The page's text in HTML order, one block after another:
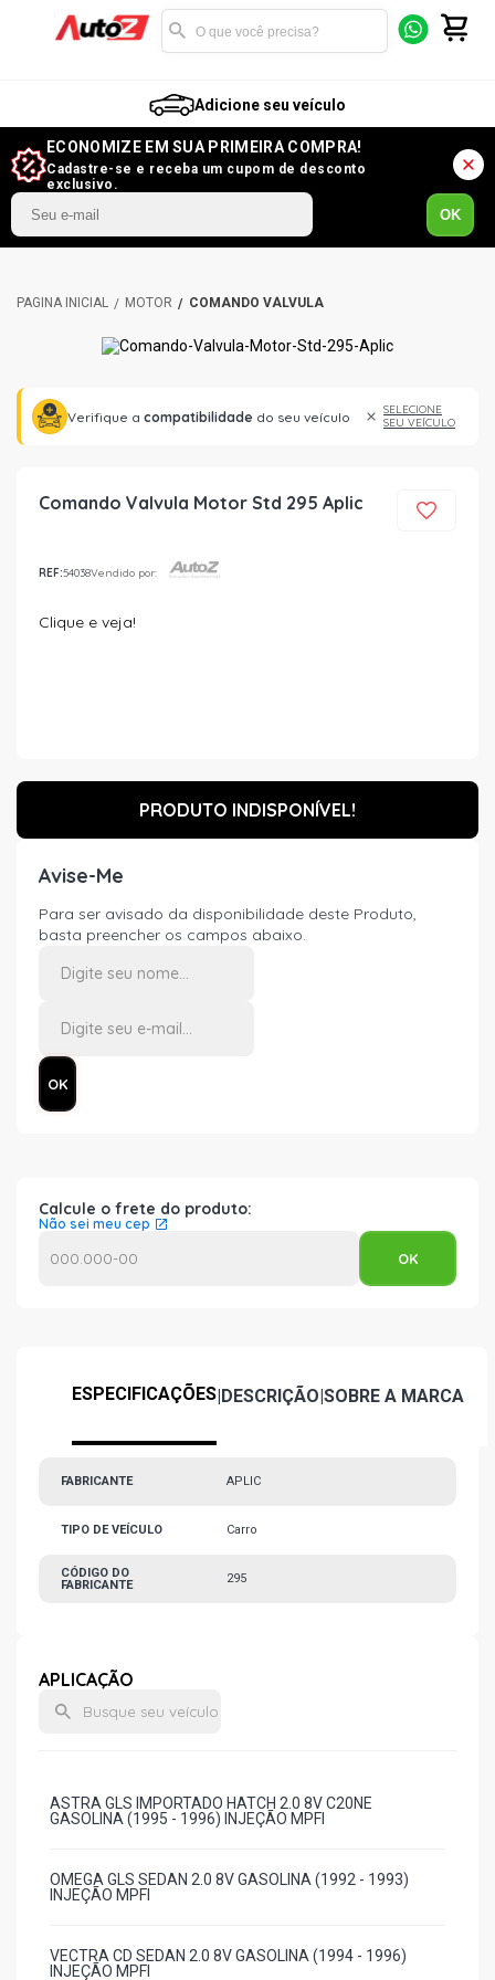
Adicione seu veículo
ECONOMIZE EM SUA PRIMEIRA COMPRA!
Cadastre-se e receba um cupom de desconto
exclusivo.
OK
MOTOR COMANDO VÁLVULA
Verifique a compatibilidade do seu veículo
SELECIONE
SEU VEÍCULO
Comando Valvula Motor Std 295 Aplic
REF:54038Vendido por:
Clique e veja!
PRODUTO INDISPONÍVEL!
Avise-Me
Para ser avisado da disponibilidade deste Produto,
basta preencher os campos abaixo.
Calcule o frete do produto:
Não sei meu cep
ESPECIFICAÇÕES|DESCRIÇÃO|SOBRE A MARCA
FABRICANTE APLIC
TIPO DE VEÍCULO Carro
CÓDIGO DO
FABRICANTE
295
APLICAÇÃO
ASTRA GLS IMPORTADO HATCH 2.0 8V C20NE
GASOLINA (1995 - 1996) INJEÇÃO MPFI
OMEGA GLS SEDAN 2.0 8V GASOLINA (1992 - 1993)
INJEÇÃO MPFI
VECTRA CD SEDAN 2.0 8V GASOLINA (1994 - 1996)
INJEÇÃO MPFI